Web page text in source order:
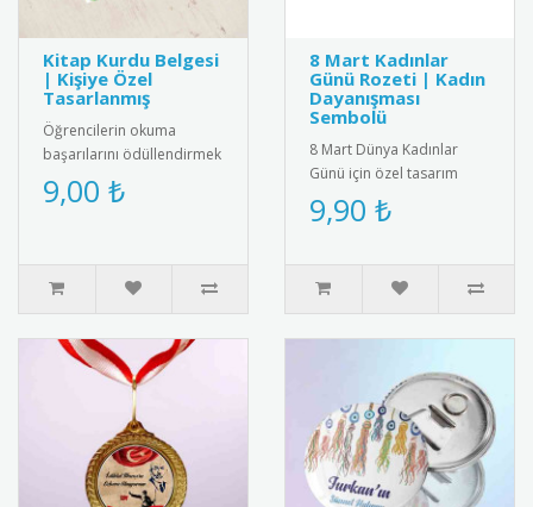
Kitap Kurdu Belgesi
| Kişiye Özel
Tasarlanmış
Öğrencilerin okuma
başarılarını ödüllendirmek
için özel tasarlanmış kitap
kurdu belgeleri. Kişiye öz..
9,00 ₺
8 Mart Kadınlar
Günü Rozeti | Kadın
Dayanışması
Sembolü
8 Mart Dünya Kadınlar
Günü için özel tasarım
rozet. Kadın dayanışmasını
ve eşitliği simgeleyen şık
9,90 ₺